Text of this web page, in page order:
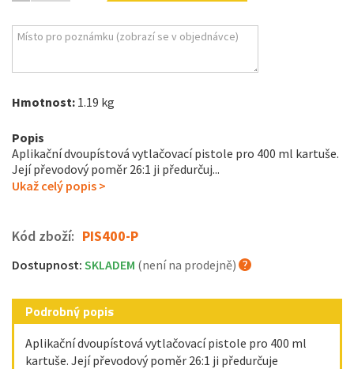
Hmotnost: 1.19 kg
Popis
Aplikační dvoupístová vytlačovací pistole pro 400 ml kartuše.
Její převodový poměr 26:1 ji předurčuj...
Ukaž celý popis >
Kód zboží: PIS400-P
Dostupnost: SKLADEM (není na prodejně)
Podrobný popis
Aplikační dvoupístová vytlačovací pistole pro 400 ml
kartuše. Její převodový poměr 26:1 ji předurčuje